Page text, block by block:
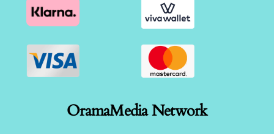
OramaMedia Network